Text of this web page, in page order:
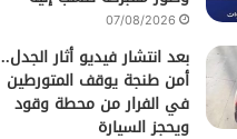
07/08/2026
بعد انتشار فيديو أثار الجدل..
أمن طنجة يوقف المتورطين
في الفرار من محطة وقود
ويحجز السيارة